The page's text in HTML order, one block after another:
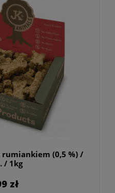
(0,5 %) /
/ 1kg
zł